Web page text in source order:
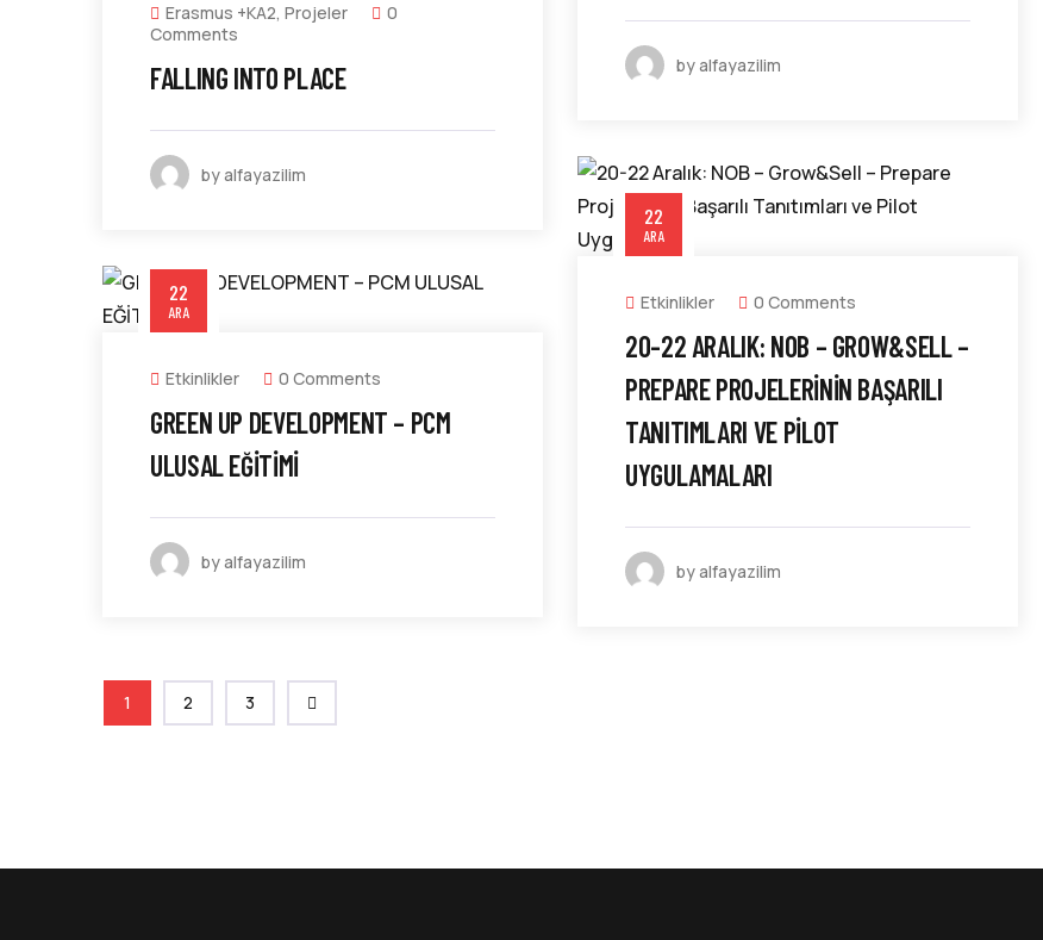
by alfayazilim
Erasmus +KA2, Projeler
0
Comments
FALLING INTO PLACE
by alfayazilim
22
ARA
Etkinlikler 0 Comments
20-22 ARALIK: NOB – GROW&SELL –
PREPARE PROJELERININ BAŞARILI
TANITIMLARI VE PILOT
UYGULAMALARI
by alfayazilim
22
ARA
Etkinlikler 0 Comments
GREEN UP DEVELOPMENT – PCM
ULUSAL EĞİTİMİ
by alfayazilim
1 2 3